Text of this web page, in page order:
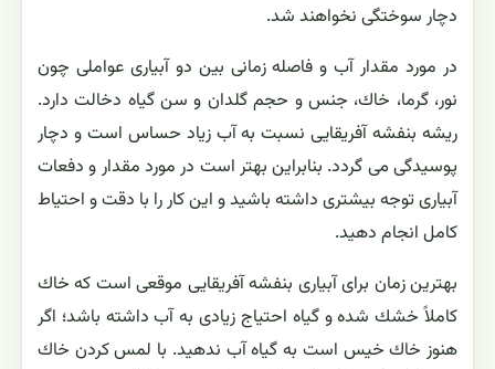
دچار سوختگی نخواهند شد.
در مورد مقدار آب و فاصله زمانی بین دو آبیاری عواملی چون
نور، گرما، خاك، جنس و حجم گلدان و سن گیاه دخالت دارد.
ریشه بنفشه آفریقایی نسبت به آب زیاد حساس است و دچار
پوسیدگی می گردد. بنابراین بهتر است در مورد مقدار و دفعات
آبیاری توجه بیشتری داشته باشید و این كار را با دقت و احتیاط
كامل انجام دهید.
بهترین زمان برای آبیاری بنفشه آفریقایی موقعی است كه خاك
كاملاً خشك شده و گیاه احتیاج زیادی به آب داشته باشد؛ اگر
هنوز خاك خیس است به گیاه آب ندهید. با لمس كردن خاك